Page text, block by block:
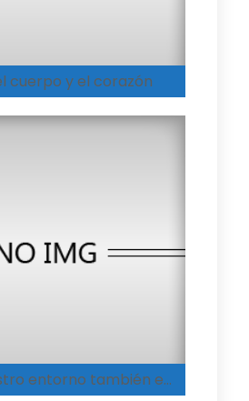
cuerpo y el corazón
Cuidar nuestro entorno también es aprender a amar